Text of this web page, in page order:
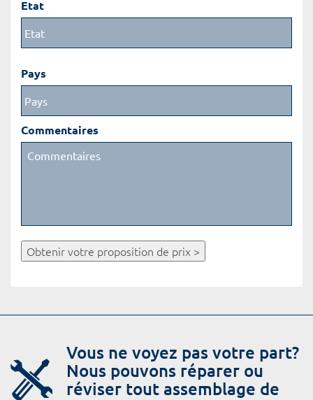
Etat
Pays
Commentaires
Obtenir votre proposition de prix >
Vous ne voyez pas votre part?
Nous pouvons réparer ou
réviser tout assemblage de